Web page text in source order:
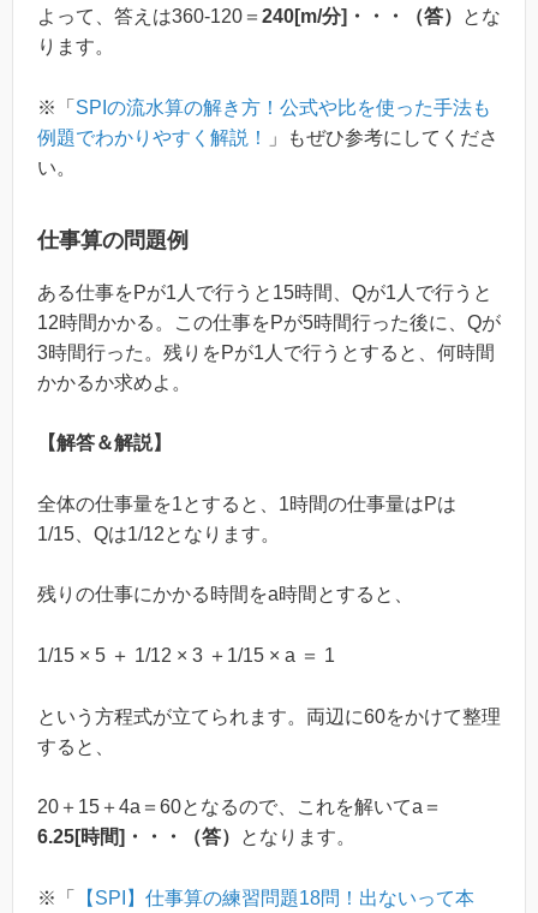
よって、答えは360-120＝ 240[m/分]・・・（答）
とな
ります。
※「 SPIの流水算の解き方！公式や比を使った手法も
例題でわかりやすく解説！
」もぜひ参考にしてくださ
い。
仕事算の問題例
ある仕事をPが1人で行うと15時間、Qが1人で行うと
12時間かかる。この仕事をPが5時間行った後に、Qが
3時間行った。残りをPが1人で行うとすると、何時間
かかるか求めよ。
【解答＆解説】
全体の仕事量を1とすると、1時間の仕事量はPは
1/15、Qは1/12となります。
残りの仕事にかかる時間をa時間とすると、
1/15 × 5 ＋ 1/12 × 3 ＋1/15 × a ＝ 1
という方程式が立てられます。両辺に60をかけて整理
すると、
20＋15＋4a＝60となるので、これを解いてa＝
6.25[時間]・・・（答）
となります。
※「
【SPI】仕事算の練習問題18問！出ないって本